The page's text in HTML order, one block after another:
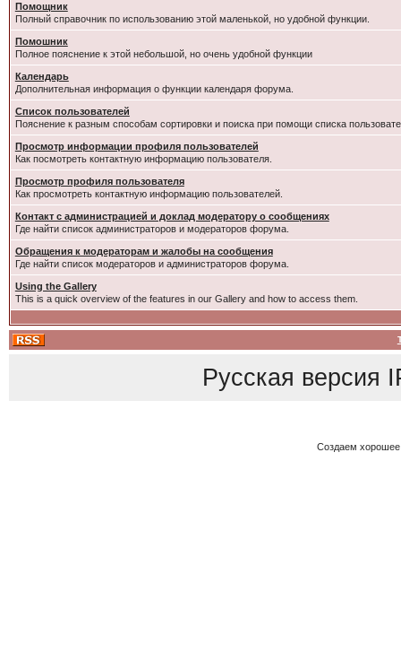
Помощник
Полный справочник по использованию этой маленькой, но удобной функции.
Помошник
Полное пояснение к этой небольшой, но очень удобной функции
Календарь
Дополнительная информация о функции календаря форума.
Список пользователей
Пояснение к разным способам сортировки и поиска при помощи списка
Просмотр информации профиля пользователей
Как посмотреть контактную информацию пользователя.
Просмотр профиля пользователя
Как просмотреть контактную информацию пользователей.
Контакт с администрацией и доклад модератору о сообщениях
Где найти список администраторов и модераторов форума.
Обращения к модераторам и жалобы на сообщения
Где найти список модераторов и администраторов форума.
Using the Gallery
This is a quick overview of the features in our Gallery and how to access them.
Русская версия
Создаем